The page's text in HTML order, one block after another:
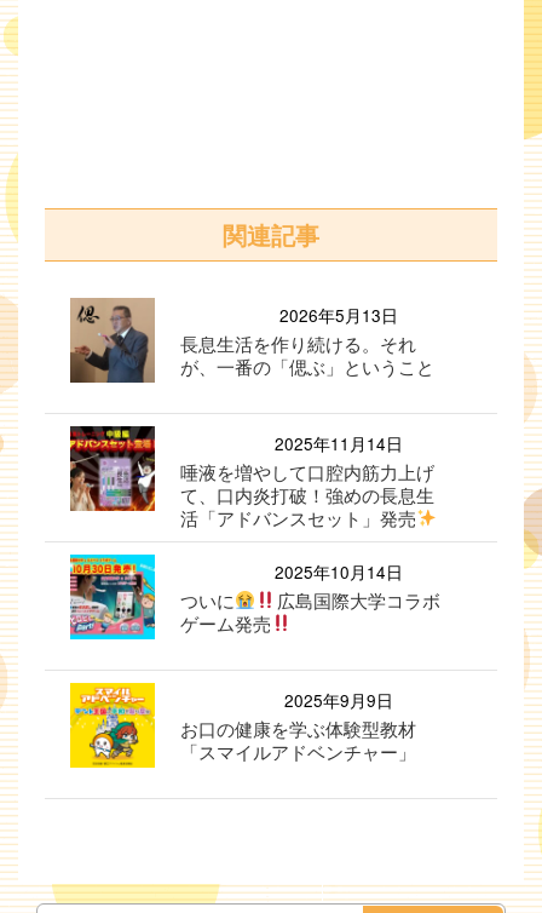
関連記事
2026年5月13日
長息生活を作り続ける。それ
が、一番の「偲ぶ」ということ
2025年11月14日
唾液を増やして口腔内筋力上げ
て、口内炎打破！強めの長息生
活「アドバンスセット」発売
2025年10月14日
ついに
広島国際大学コラボ
ゲーム発売
2025年9月9日
お口の健康を学ぶ体験型教材
「スマイルアドベンチャー」